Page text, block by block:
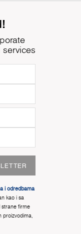
i odredbama
kao i sa
strane firme
proizvodima,